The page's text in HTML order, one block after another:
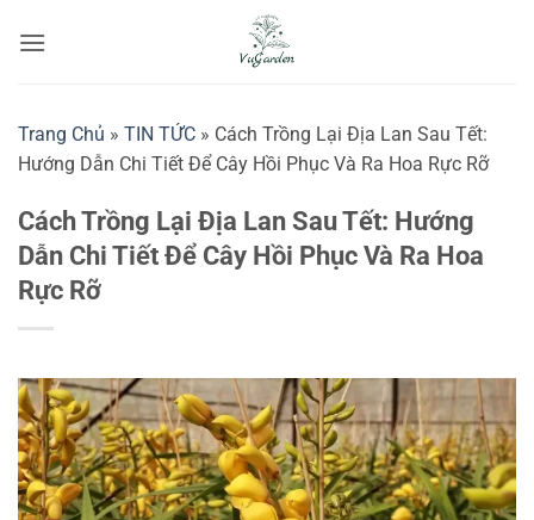
qua
Trang Chủ » TIN TỨC » Cách Trồng Lại Địa Lan Sau Tết:
Hướng Dẫn Chi Tiết Để Cây Hồi Phục Và Ra Hoa Rực Rỡ
Cách Trồng Lại Địa Lan Sau Tết: Hướng
Dẫn Chi Tiết Để Cây Hồi Phục Và Ra Hoa
Rực Rỡ